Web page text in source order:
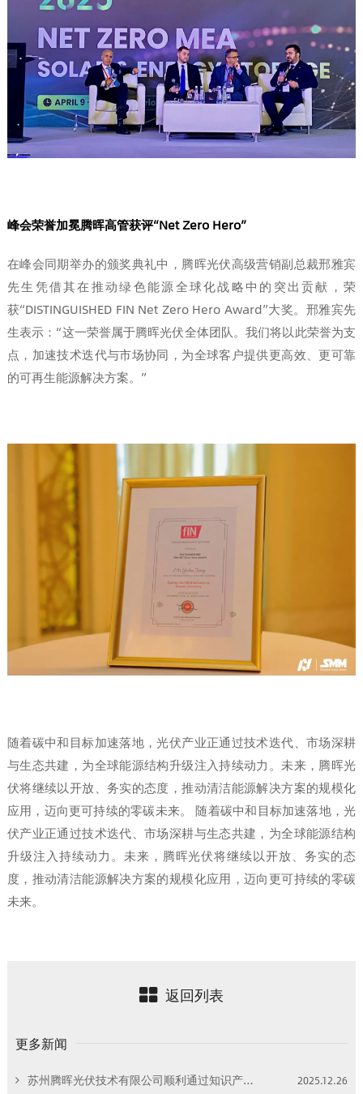
峰会荣誉加冕腾晖高管获评“Net Zero Hero”
在峰会同期举办的颁奖典礼中，腾晖光伏高级营销副总裁邢雅宾
先生凭借其在推动绿色能源全球化战略中的突出贡献，荣
获“DISTINGUISHED FIN Net Zero Hero Award”大奖。邢雅宾先
生表示：“这一荣誉属于腾晖光伏全体团队。我们将以此荣誉为支
点，加速技术迭代与市场协同，为全球客户提供更高效、更可靠
的可再生能源解决方案。”
随着碳中和目标加速落地，光伏产业正通过技术迭代、市场深耕
与生态共建，为全球能源结构升级注入持续动力。未来，腾晖光
伏将继续以开放、务实的态度，推动清洁能源解决方案的规模化
应用，迈向更可持续的零碳未来。 随着碳中和目标加速落地，光
伏产业正通过技术迭代、市场深耕与生态共建，为全球能源结构
升级注入持续动力。未来，腾晖光伏将继续以开放、务实的态
度，推动清洁能源解决方案的规模化应用，迈向更可持续的零碳
未来。
返回列表
更多新闻
苏州腾晖光伏技术有限公司顺利通过知识产权管理体系换版再认证审核，审核过程零不符合项 2025.12.26